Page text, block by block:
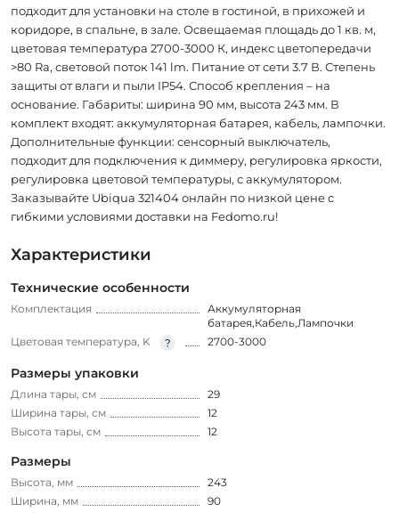
подходит для установки на столе в гостиной, в прихожей и
коридоре, в спальне, в зале. Освещаемая площадь до 1 кв. м,
цветовая температура 2700-3000 К, индекс цветопередачи
>80 Ra, световой поток 141 lm. Питание от сети 3.7 В. Степень
защиты от влаги и пыли IP54. Способ крепления – на
основание. Габариты: ширина 90 мм, высота 243 мм. В
комплект входят: аккумуляторная батарея, кабель, лампочки.
Дополнительные функции: сенсорный выключатель,
подходит для подключения к диммеру, регулировка яркости,
регулировка цветовой температуры, с аккумулятором.
Заказывайте Ubiqua 321404 онлайн по низкой цене с
гибкими условиями доставки на Fedomo.ru!
Характеристики
Технические особенности
Комплектация
Аккумуляторная
батарея,Кабель,Лампочки
Цветовая температура, K
2700-3000
Размеры упаковки
Длина тары, см
29
Ширина тары, см
12
Высота тары, см
12
Размеры
Высота, мм
243
Ширина, мм
90